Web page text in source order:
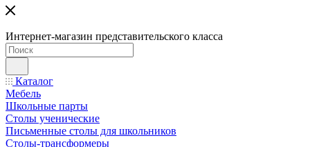
Интернет-магазин представительского класса
Каталог
Мебель
Школьные парты
Столы ученические
Письменные столы для школьников
Столы-трансформеры